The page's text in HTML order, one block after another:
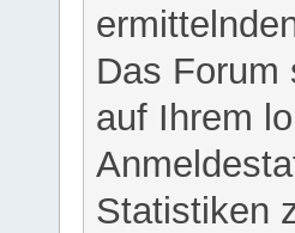
Das Forum
auf Ihrem
Statistiken